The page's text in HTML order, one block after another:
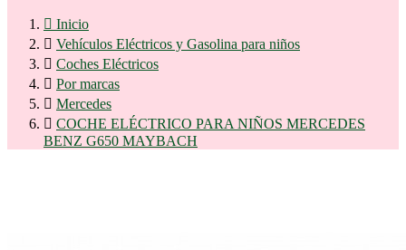
 Inicio
 Vehículos Eléctricos y Gasolina para niños
 Coches Eléctricos
 Por marcas
 Mercedes
 COCHE ELÉCTRICO PARA NIÑOS MERCEDES
BENZ G650 MAYBACH